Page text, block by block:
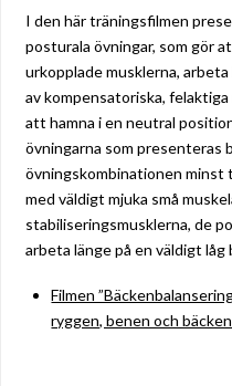
I den här träningsfilmen
posturala övningar, som gör
urkopplade musklerna,
av kompensatoriska,
att hamna i en neutral
övningarna som presenteras
övningskombinationen minst
med väldigt mjuka små
stabiliseringsmusklerna, de
arbeta länge på en väldigt låg
Filmen
ryggen, benen och